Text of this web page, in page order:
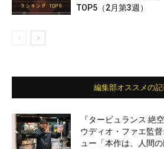
TOP5（2月第3週）
編集部オススメの
『タービュランス 絶
ウディオ・ファエ監
ュー「本作は、人間